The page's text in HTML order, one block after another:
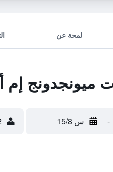
لمحة عن
ميونجدونج إم
- س 15/8 2 من